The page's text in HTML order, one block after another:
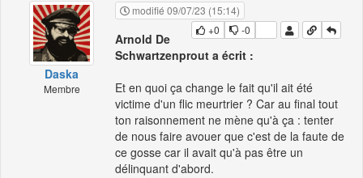
Daska
Membre
modifié 09/07/23 (15:14)
+0
-0
Arnold De
Schwartzenprout a écrit :
Et en quoi ça change le fait qu'il ait été
victime d'un flic meurtrier ? Car au final tout
ton raisonnement ne mène qu'à ça : tenter
de nous faire avouer que c'est de la faute de
ce gosse car il avait qu'à pas être un
délinquant d'abord.